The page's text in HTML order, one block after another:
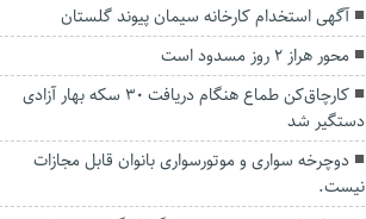
آگهی استخدام کارخانه سیمان پیوند گلستان
محور هراز ۲ روز مسدود است
کارچاق‌کن طماع هنگام دریافت ۳۰ سکه بهار آزادی
دستگیر شد
دوچرخه سواری و موتورسواری بانوان قابل مجازات
نیست.